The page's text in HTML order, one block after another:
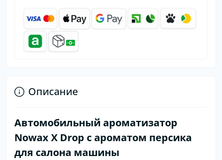
Описание
Автомобильный ароматизатор
Nowax X Drop с ароматом персика
для салона машины